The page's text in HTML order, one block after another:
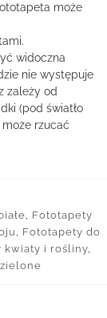
może
widoczna
nie występuje
zależy od
(pod światło
może rzucać
, Fototapety
, Fototapety do
kwiaty i rośliny,